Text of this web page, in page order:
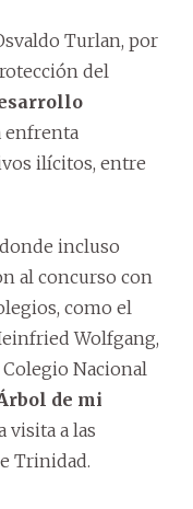
Turlan, por
del
enfrenta
ilícitos, entre
incluso
al concurso con
como el
Wolfgang,
Nacional
de mi
visita a las
Trinidad.